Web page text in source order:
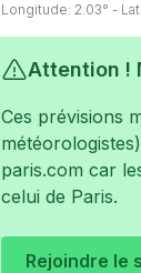
Longitude: 2.03° -
Attention !
Ces prévisions
paris.com car
celui de Paris.
Rejoindre le